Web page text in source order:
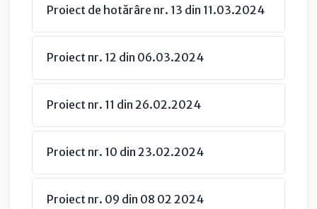
Proiect de hotărâre nr. 13 din 11.03.2024
Proiect nr. 12 din 06.03.2024
Proiect nr. 11 din 26.02.2024
Proiect nr. 10 din 23.02.2024
Proiect nr. 09 din 08 02 2024